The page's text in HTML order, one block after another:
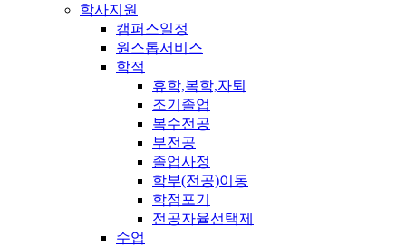
학사지원
캠퍼스일정
원스톱서비스
학적
휴학,복학,자퇴
조기졸업
복수전공
부전공
졸업사정
학부(전공)이동
학점포기
전공자율선택제
수업